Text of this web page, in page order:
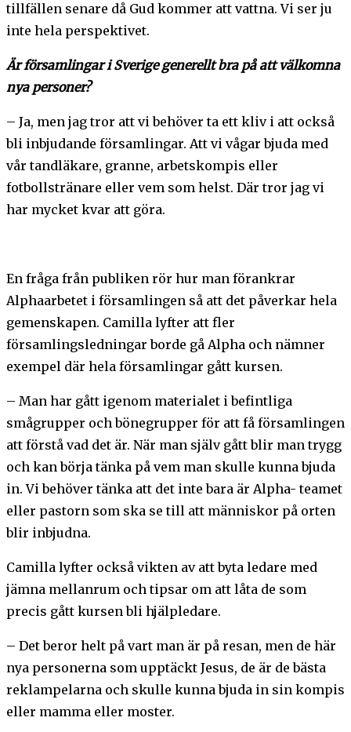
tillfällen senare då Gud kommer att vattna. Vi ser ju
inte hela perspektivet.
Är församlingar i Sverige generellt bra på att välkomna
nya personer?
– Ja, men jag tror att vi behöver ta ett kliv i att också
bli inbjudande församlingar. Att vi vågar bjuda med
vår tandläkare, granne, arbetskompis eller
fotbollstränare eller vem som helst. Där tror jag vi
har mycket kvar att göra.
En fråga från publiken rör hur man förankrar
Alphaarbetet i församlingen så att det påverkar hela
gemenskapen. Camilla lyfter att fler
församlingsledningar borde gå Alpha och nämner
exempel där hela församlingar gått kursen.
– Man har gått igenom materialet i befintliga
smågrupper och bönegrupper för att få församlingen
att förstå vad det är. När man själv gått blir man trygg
och kan börja tänka på vem man skulle kunna bjuda
in. Vi behöver tänka att det inte bara är Alpha- teamet
eller pastorn som ska se till att människor på orten
blir inbjudna.
Camilla lyfter också vikten av att byta ledare med
jämna mellanrum och tipsar om att låta de som
precis gått kursen bli hjälpledare.
– Det beror helt på vart man är på resan, men de här
nya personerna som upptäckt Jesus, de är de bästa
reklampelarna och skulle kunna bjuda in sin kompis
eller mamma eller moster.